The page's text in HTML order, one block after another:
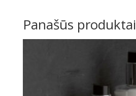
Panašūs produktai